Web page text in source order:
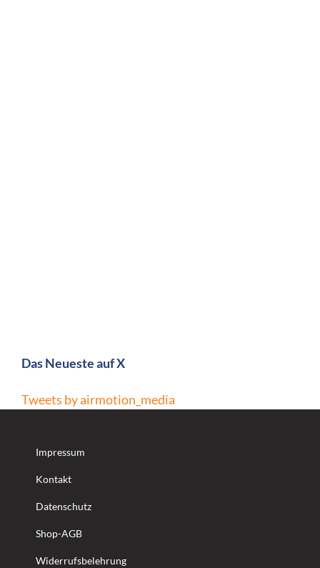
Das Neueste auf X
Tweets by airmotion_media
Impressum
Kontakt
Datenschutz
Shop-AGB
Widerrufsbelehrung